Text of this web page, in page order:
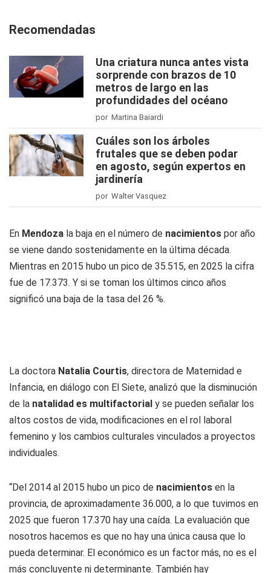
Recomendadas
Una criatura nunca antes vista
sorprende con brazos de 10
metros de largo en las
profundidades del océano
por Martina Baiardi
Cuáles son los árboles
frutales que se deben podar
en agosto, según expertos en
jardinería
por Walter Vasquez
En Mendoza la baja en el número de nacimientos por año
se viene dando sostenidamente en la última década.
Mientras en 2015 hubo un pico de 35.515, en 2025 la cifra
fue de 17.373. Y si se toman los últimos cinco años
significó una baja de la tasa del 26 %.
La doctora Natalia Courtis, directora de Maternidad e
Infancia, en diálogo con El Siete, analizó que la disminución
de la natalidad es multifactorial y se pueden señalar los
altos costos de vida, modificaciones en el rol laboral
femenino y los cambios culturales vinculados a proyectos
individuales.
“Del 2014 al 2015 hubo un pico de nacimientos en la
provincia, de aproximadamente 36.000, a lo que tuvimos en
2025 que fueron 17.370 hay una caída. La evaluación que
nosotros hacemos es que no hay una única causa que lo
pueda determinar. El económico es un factor más, no es el
más concluyente ni determinante. También hay